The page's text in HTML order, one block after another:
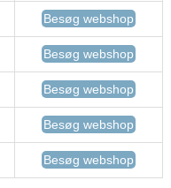
Besøg webshop
Besøg webshop
Besøg webshop
Besøg webshop
Besøg webshop